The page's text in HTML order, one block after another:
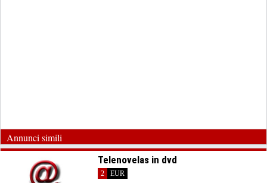
Annunci simili
Telenovelas in dvd
2
EUR